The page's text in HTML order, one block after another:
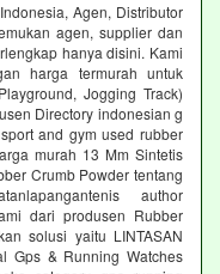
Agen, Distributor
agen, supplier dan
hanya disini. Kami
harga termurah untuk
Jogging Track)
Directory indonesian g
and gym used rubber
murah 13 Mm Sintetis
Crumb Powder tentang
author
dari produsen Rubber
solusi yaitu LINTASAN
Gps & Running Watches